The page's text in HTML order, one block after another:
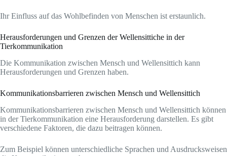
Ihr Einfluss auf das Wohlbefinden von Menschen ist erstaunlich.
Herausforderungen und Grenzen der Wellensittiche in der
Tierkommunikation
Die Kommunikation zwischen Mensch und Wellensittich kann
Herausforderungen und Grenzen haben.
Kommunikationsbarrieren zwischen Mensch und Wellensittich
Kommunikationsbarrieren zwischen Mensch und Wellensittich können
in der Tierkommunikation eine Herausforderung darstellen. Es gibt
verschiedene Faktoren, die dazu beitragen können.
Zum Beispiel können unterschiedliche Sprachen und Ausdrucksweisen